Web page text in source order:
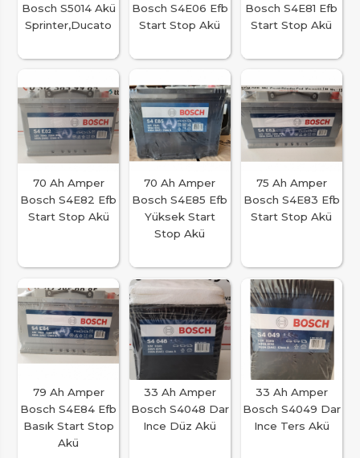
Bosch S5014 Akü
Sprinter,Ducato
Bosch S4E06 Efb
Start Stop Akü
Bosch S4E81 Efb
Start Stop Akü
70 Ah Amper
Bosch S4E82 Efb
Start Stop Akü
70 Ah Amper
Bosch S4E85 Efb
Yüksek Start
Stop Akü
75 Ah Amper
Bosch S4E83 Efb
Start Stop Akü
79 Ah Amper
Bosch S4E84 Efb
Basık Start Stop
Akü
33 Ah Amper
Bosch S4048 Dar
Ince Düz Akü
33 Ah Amper
Bosch S4049 Dar
Ince Ters Akü